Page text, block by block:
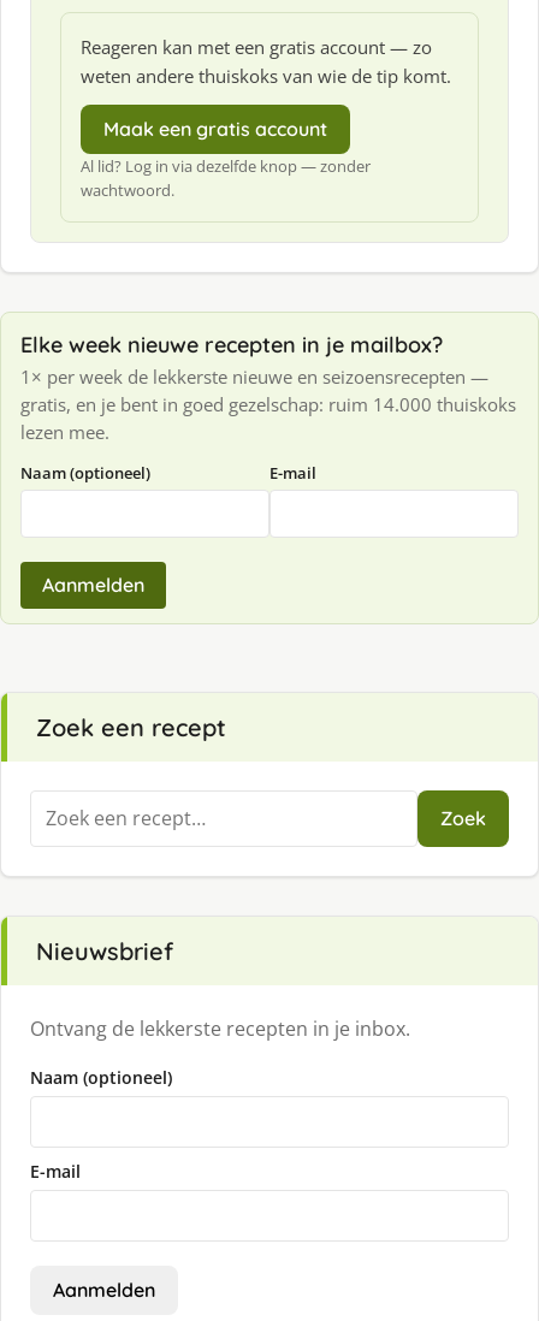
Reageren kan met een gratis account — zo
weten andere thuiskoks van wie de tip komt.
Maak een gratis account
Al lid? Log in via dezelfde knop — zonder
wachtwoord.
Elke week nieuwe recepten in je mailbox?
1× per week de lekkerste nieuwe en seizoensrecepten —
gratis, en je bent in goed gezelschap: ruim 14.000 thuiskoks
lezen mee.
Naam (optioneel) E-mail
Aanmelden
Zoek een recept
Zoeken
naar:
Zoek
Nieuwsbrief
Ontvang de lekkerste recepten in je inbox.
Naam (optioneel)
E-mail
Aanmelden